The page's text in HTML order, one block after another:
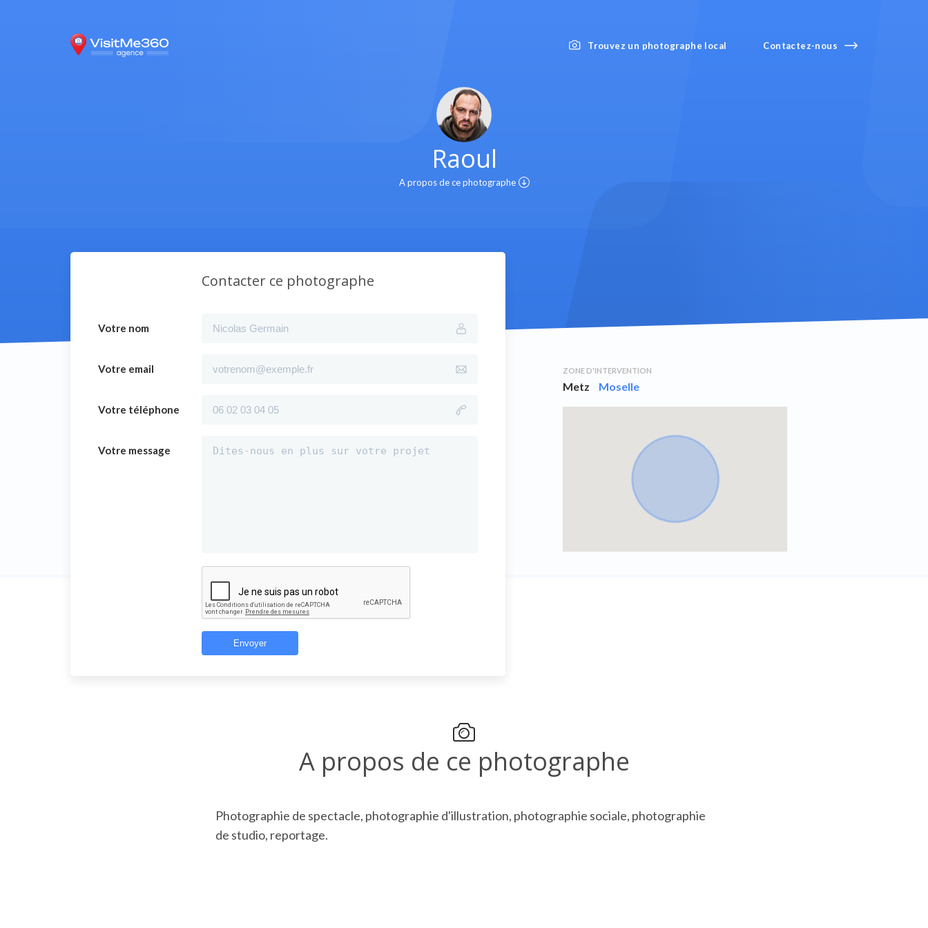
Trouvez un photographe local Contactez-nous
Raoul
A propos de ce photographe
Contacter ce photographe
Votre nom
Votre email
Votre téléphone
Votre message
ZONE D'INTERVENTION
Metz Moselle
A propos de ce photographe
Photographie de spectacle, photographie d'illustration, photographie sociale, photographie
de studio, reportage.